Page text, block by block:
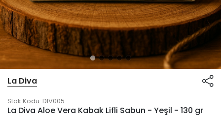
La Diva
Stok Kodu: DIV005
La Diva Aloe Vera Kabak Lifli Sabun - Yeşil - 130 gr